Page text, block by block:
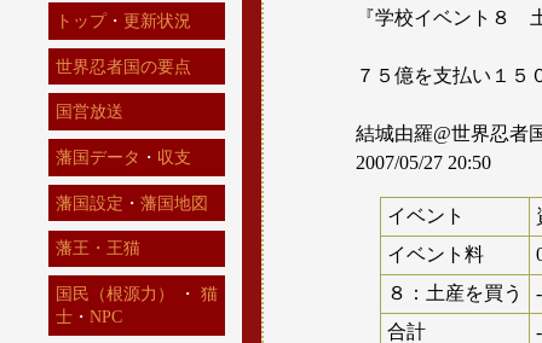
『学校イベント８
７５億を支払い１５
結城由羅@世界忍者
2007/05/27 20:50
イベント
イベント料
８：土産を買う
合計
トップ・ 更新状況
世界忍者国の要点
国営放送
藩国データ ・ 収支
藩国設定 ・ 藩国地図
藩王・王猫
国民（根源力） ・ 猫
士・ NPC